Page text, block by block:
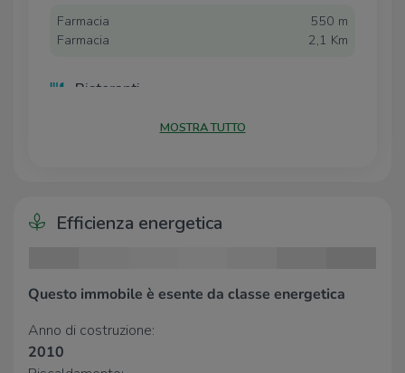
Farmacia
550 m
Farmacia
2,1 Km
Ristoranti
Ristorante MompolinoMOSTRA TUTTO
Efficienza energetica
Questo immobile è esente da classe energetica
Anno di costruzione:
2010